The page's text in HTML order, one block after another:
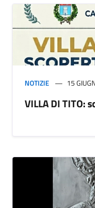
NOTIZIE 15
VILLA DI TITO: